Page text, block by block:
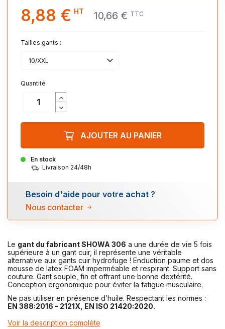
Le gant du fabricant SHOWA 306 a une durée de vie 5 fois
supérieure à un gant cuir, il représente une véritable
alternative aux gants cuir hydrofuge ! Enduction paume et dos
mousse de latex FOAM imperméable et respirant. Support sans
couture. Gant souple, fin et offrant une bonne dextérité.
Conception ergonomique pour éviter la fatigue musculaire.
Ne pas utiliser en présence d’huile. Respectant les normes :
EN 388:2016 - 2121X, EN ISO 21420:2020.
Voir la description complète
8,88 € HT 10,66 € TTC
Tailles gants :
10/XXL
Quantité
En stock
Livraison 24/48h
AJOUTER AU PANIER
Besoin d'aide pour votre achat ?
Nous contacter